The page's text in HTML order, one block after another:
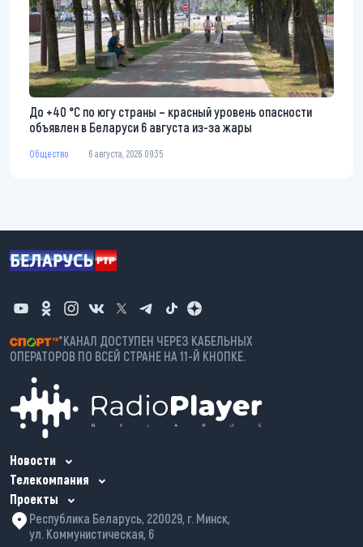
До +40 °С по югу страны – красный уровень опасности
объявлен в Беларуси 6 августа из-за жары
Общество 6 августа, 2026 09:35
*КАНАЛ ДОСТУПЕН ЧЕРЕЗ КАБЕЛЬНЫХ
ОПЕРАТОРОВ ПО ВСЕЙ СТРАНЕ НА 11-Й КНОПКЕ.
Новости
Телекомпания
Проекты
Республика Беларусь, 220029, г. Минск,
ул. Коммунистическая, 6